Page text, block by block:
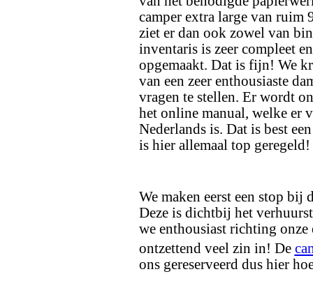
camper extra large van ruim
ziet er dan ook zowel van
inventaris is zeer compleet
opgemaakt. Dat is fijn! We
van een zeer enthousiaste
vragen te stellen. Er wordt
het online manual, welke er
Nederlands is. Dat is best
is hier allemaal top geregeld!
We maken eerst een stop bij
Deze is dichtbij het
we enthousiast richting onze
ontzettend veel zin in! De
ons gereserveerd dus hier